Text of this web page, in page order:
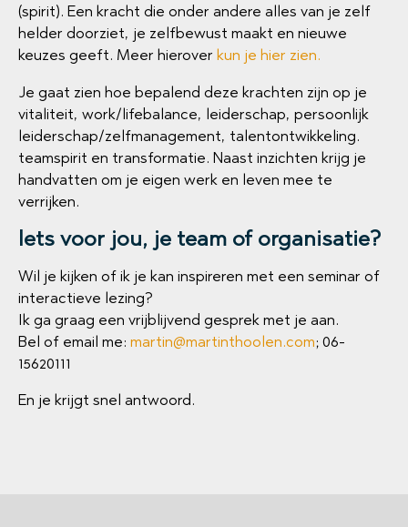
(spirit). Een kracht die onder andere alles van je zelf
helder doorziet, je zelfbewust maakt en nieuwe
keuzes geeft. Meer hierover kun je hier zien.
Je gaat zien hoe bepalend deze krachten zijn op je
vitaliteit, work/lifebalance, leiderschap, persoonlijk
leiderschap/zelfmanagement, talentontwikkeling.
teamspirit en transformatie. Naast inzichten krijg je
handvatten om je eigen werk en leven mee te
verrijken.
Iets voor jou, je team of organisatie?
Wil je kijken of ik je kan inspireren met een seminar of
interactieve lezing?
Ik ga graag een vrijblijvend gesprek met je aan.
Bel of email me: martin@martinthoolen.com; 06-
15620111
En je krijgt snel antwoord.